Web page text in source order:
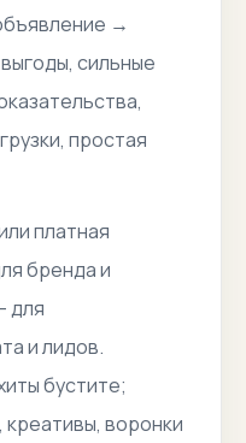
→
сильные
простая
платная
бренда и
для
и лидов.
бустите;
воронки